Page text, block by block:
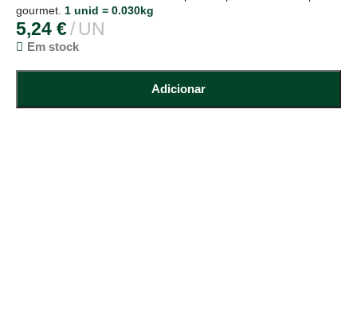
gourmet. 1 unid = 0.030kg
5,24 € UN
Em stock
Adicionar